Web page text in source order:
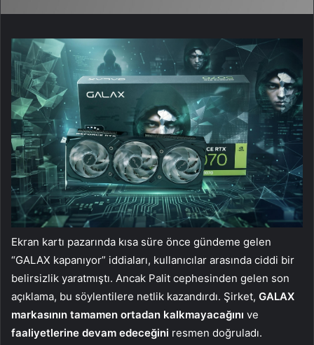
Ekran kartı pazarında kısa süre önce gündeme gelen
“GALAX kapanıyor” iddiaları, kullanıcılar arasında ciddi bir
belirsizlik yaratmıştı. Ancak Palit cephesinden gelen son
açıklama, bu söylentilere netlik kazandırdı. Şirket, GALAX
markasının tamamen ortadan kalkmayacağını ve
faaliyetlerine devam edeceğini resmen doğruladı.